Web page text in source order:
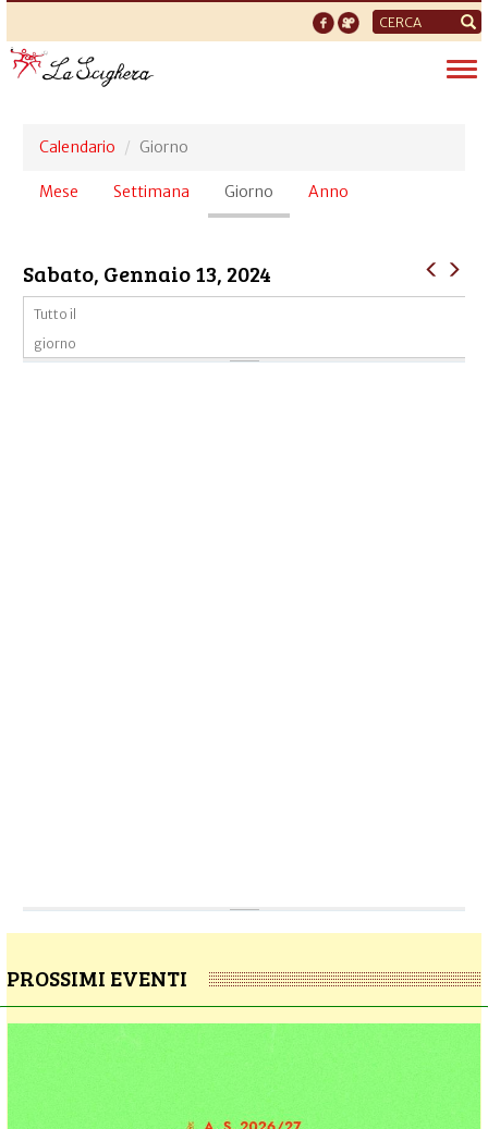
Form
di
ricerca
Calendario Giorno
Schede
Mese Settimana Giorno (scheda
attiva)
Anno
Sabato, Gennaio 13, 2024
Tutto il
giorno
PROSSIMI EVENTI